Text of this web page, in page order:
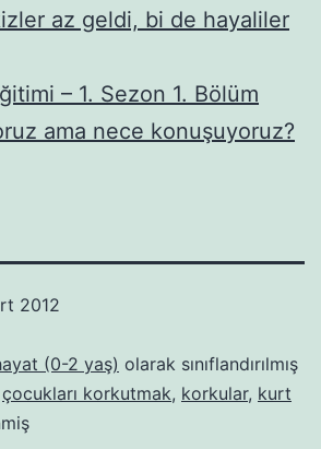
az geldi, bi de hayaliler
– 1. Sezon 1. Bölüm
ama nece konuşuyoruz?
2012
(0-2 yaş) olarak sınıflandırılmış
çocukları korkutmak, korkular, kurt